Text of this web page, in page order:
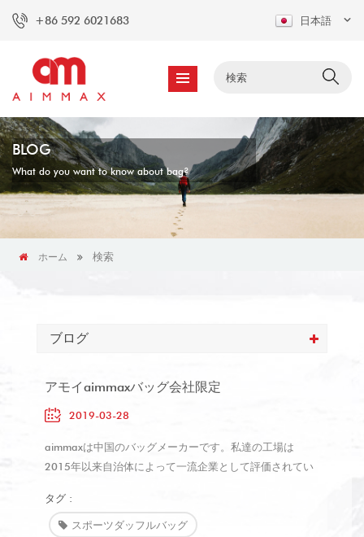
+86 592 6021683 日本語
BLOG
What do you want to know about bag?
ホーム 検索
ブログ
アモイaimmaxバッグ会社限定
2019-03-28
aimmaxは中国のバッグメーカーです。私達の工場は
2015年以来自治体によって一流企業として評価されてい
テムを構築するのに役立ちます。 今日、aimmaxは合計
391人の従業員を持つ3つの製造工場の会社になり、首尾
タグ :
スポーツダッフルバッグ